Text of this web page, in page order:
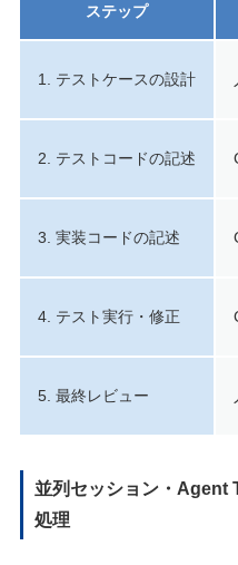
ステップ
1. テストケースの設計
2. テストコードの記述
3. 実装コードの記述
4. テスト実行・修正
5. 最終レビュー
並列セッション・Agent
処理